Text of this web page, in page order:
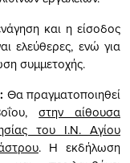
και η είσοδος
ελεύθερες, ενώ για
συμμετοχής.
Θα πραγματοποιηθεί
στην αίθουσα
του Ι.Ν. Αγίου
. Η εκδήλωση